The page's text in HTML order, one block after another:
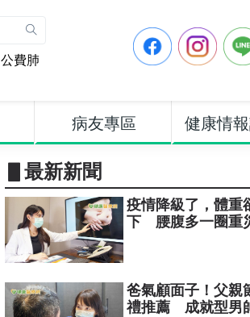
公費肺
病友專區 健康情
▋最新新聞
疫情降級了，體重
下 腰腹多一圈重
爸氣顧面子！父親
禮推薦 成就型男